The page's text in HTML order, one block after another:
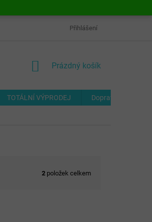
ODSTOUPENÍ OD SMLOUVY
Přihlášení
NÁKUPNÍ
Prázdný košík
TOTÁLNÍ VÝPRODEJ Doprava a platba
2 položek celkem